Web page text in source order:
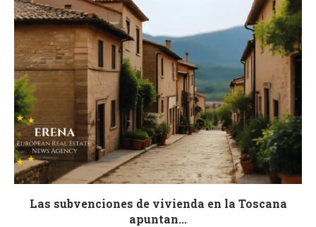
Las subvenciones de vivienda en la Toscana
apuntan...